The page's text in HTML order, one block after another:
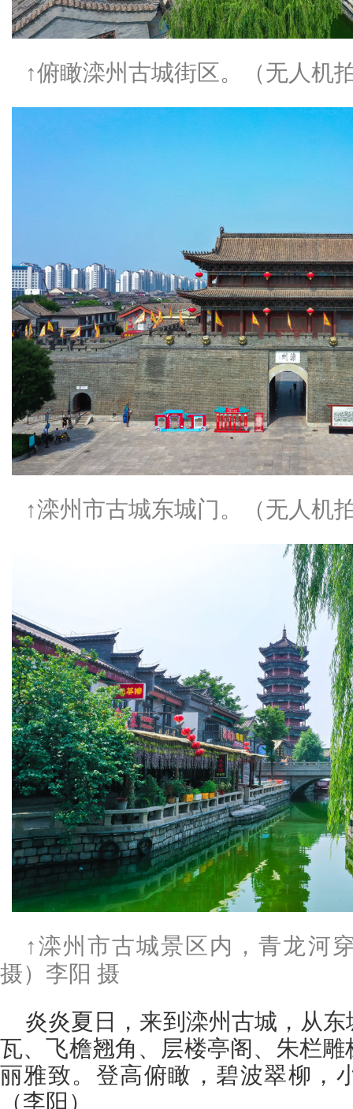
↑俯瞰滦州古城街区。（无人机
↑滦州市古城东城门。（无人机
↑滦州市古城景区内，青龙河
摄）李阳 摄
炎炎夏日，来到滦州古城，从
瓦、飞檐翘角、层楼亭阁、朱栏
丽雅致。登高俯瞰，碧波翠柳，
（李阳）